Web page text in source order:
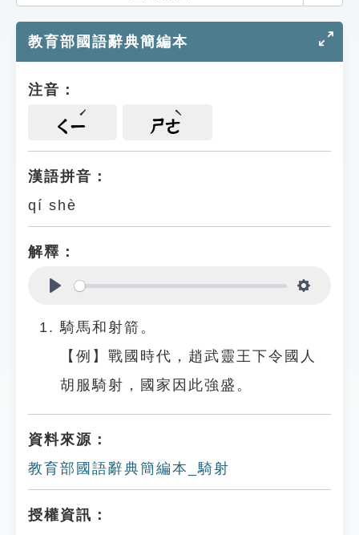
單字索引
遊戲專區
貓頭鷹博士
教育部國語辭典簡編本
注音：
ㄑㄧ ㄕㄜ
漢語拼音：
qí shè
解釋：
騎馬和射箭。
【例】戰國時代，趙武靈王下令國人
胡服騎射，國家因此強盛。
資料來源：
教育部國語辭典簡編本_騎射
授權資訊：